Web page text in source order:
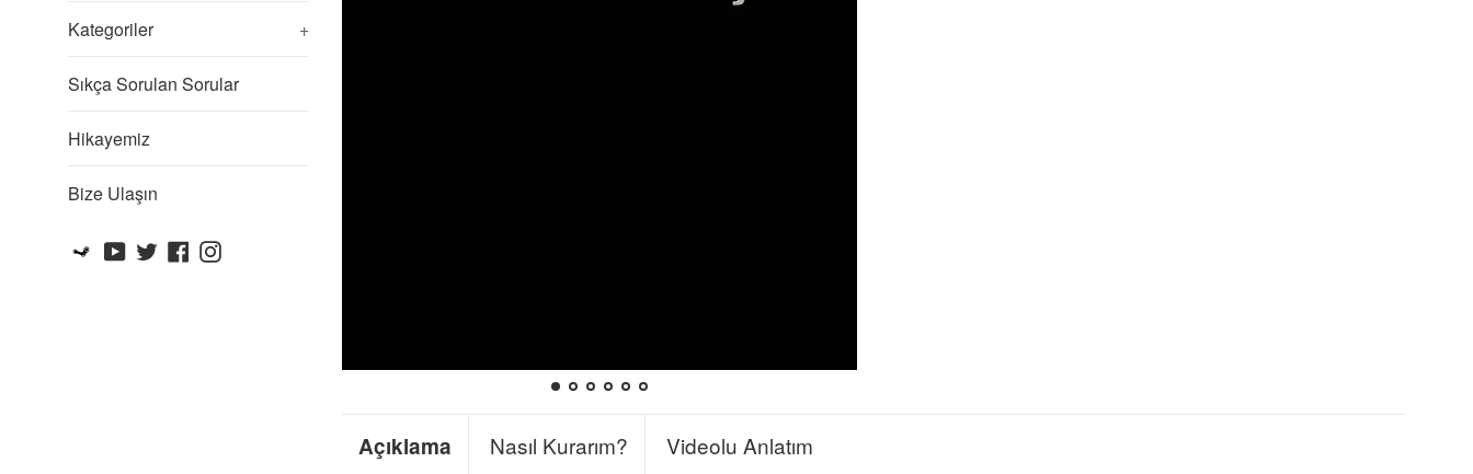
Kategoriler +
Sıkça Sorulan Sorular
Hikayemiz
Bize Ulaşın
SteamYouTube
TwitterFacebook
Instagram
Açıklama Nasıl Kurarım? Videolu Anlatım